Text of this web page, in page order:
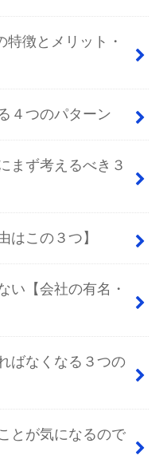
徴とメリット・
４つのパターン
まず考えるべき３
はこの３つ】
い【会社の有名・
ばなくなる３つの
とが気になるので